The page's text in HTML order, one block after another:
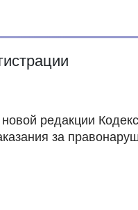
редакции
за